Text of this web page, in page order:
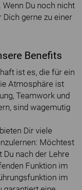
Du noch nicht
Dich gerne zu einer
Benefits
ist es, die für ein
Atmosphäre ist
Teamwork und
sind wagemutig
Dir viele
Möchtest
Du nach der Lehre
Funktion im
im